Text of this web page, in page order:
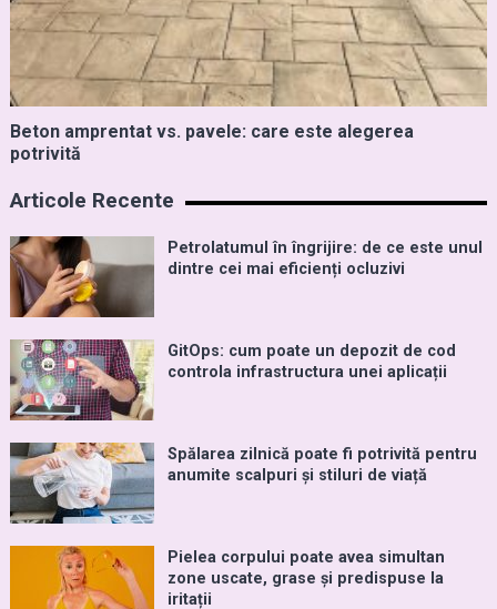
Beton amprentat vs. pavele: care este alegerea
potrivită
Articole Recente
Petrolatumul în îngrijire: de ce este unul
dintre cei mai eficienți ocluzivi
GitOps: cum poate un depozit de cod
controla infrastructura unei aplicații
Spălarea zilnică poate fi potrivită pentru
anumite scalpuri și stiluri de viață
Pielea corpului poate avea simultan
zone uscate, grase și predispuse la
iritații